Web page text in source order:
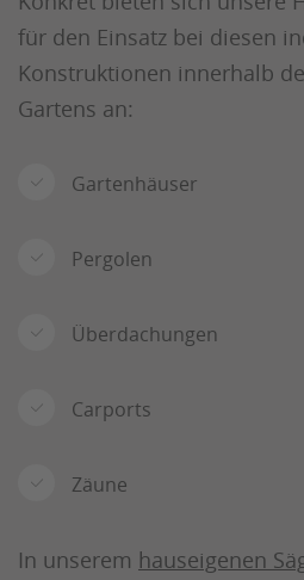
für den Einsatz bei diesen
Konstruktionen innerhalb
Gartens an:
Gartenhäuser
Pergolen
Überdachungen
Carports
Zäune
In unserem hauseigenen